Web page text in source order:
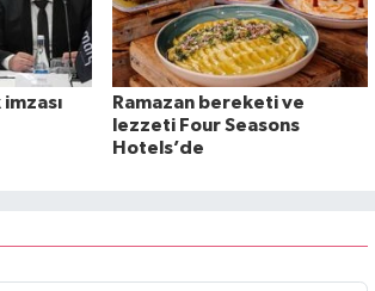
Ramazan bereketi ve
lezzeti Four Seasons
Hotels’de